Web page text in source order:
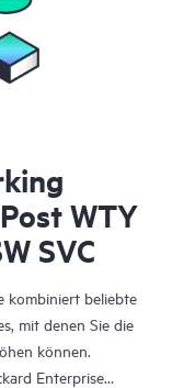
WTY
SVC
kombiniert beliebte
mit denen Sie die
können.
Enterprise